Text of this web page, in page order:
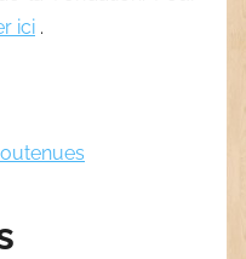
ici .